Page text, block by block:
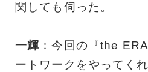
関しても伺った。
一輝 ：今回の『the
ートワークをやってくれ